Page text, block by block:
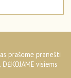
prašome pranešti
visiems